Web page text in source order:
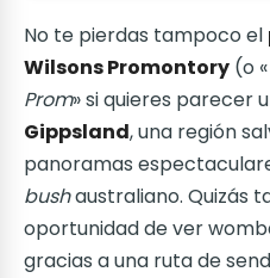
No te pierdas tampoco el
Wilsons Promontory (o «
Prom» si quieres parecer
Gippsland, una región
panoramas
bushaustraliano. Quizás
oportunidad de ver
gracias a una ruta de